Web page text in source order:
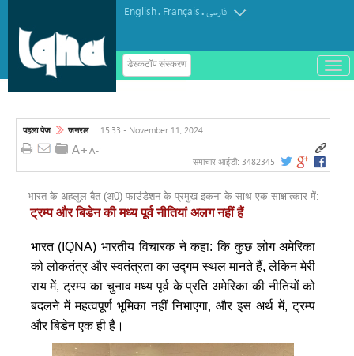
English. Français.فارسی
डेस्कटॉप संस्करण
ب
ا
पहला पेज जनरल 15:33 - November 11, 2024
समाचार आईडी: 3482345
भारत के अहलुल-बैत (अ0) फाउंडेशन के प्रमुख इकना के साथ एक साक्षात्कार में:
ट्रम्प और बिडेन की मध्य पूर्व नीतियां अलग नहीं हैं
भारत (IQNA) भारतीय विचारक ने कहा: कि कुछ लोग अमेरिका
को लोकतंत्र और स्वतंत्रता का उद्गम स्थल मानते हैं, लेकिन मेरी
राय में, ट्रम्प का चुनाव मध्य पूर्व के प्रति अमेरिका की नीतियों को
बदलने में महत्वपूर्ण भूमिका नहीं निभाएगा, और इस अर्थ में, ट्रम्प
और बिडेन एक ही हैं।